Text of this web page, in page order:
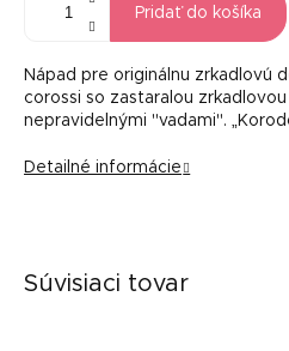
Pridať do košíka
Nápad pre originálnu zrkadlovú
corossi so zastaralou
nepravidelnými "vadami".
Detailné informácie
Súvisiaci tovar